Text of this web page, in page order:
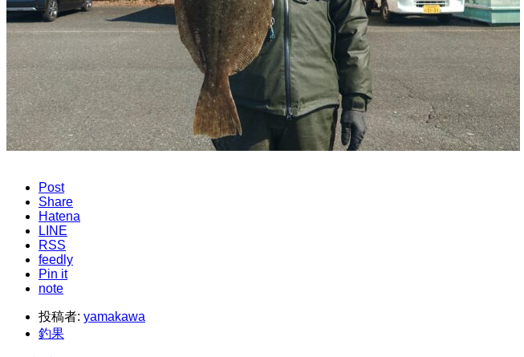
Post
Share
Hatena
LINE
RSS
feedly
Pin it
note
投稿者: yamakawa
釣果